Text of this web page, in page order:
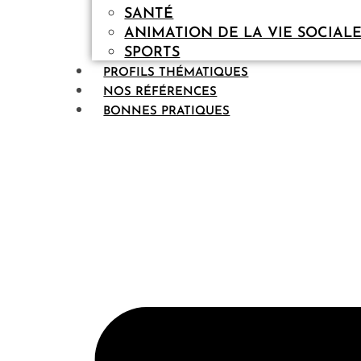
SANTÉ
ANIMATION DE LA VIE
SPORTS
PROFILS THÉMATIQUES
NOS RÉFÉRENCES
BONNES PRATIQUES